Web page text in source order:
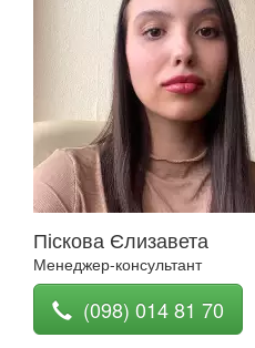
Піскова Єлизавета
Менеджер-консультант
(098) 014 81 70